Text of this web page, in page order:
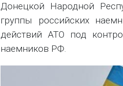
Донецкой Народной
группы российских
действий АТО под
наемников РФ.